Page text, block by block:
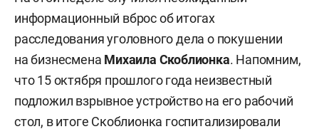
информационный вброс об итогах
расследования уголовного дела о покушении
на бизнесмена Михаила Скоблионка. Напомним,
что 15 октября прошлого года неизвестный
подложил взрывное устройство на его рабочий
стол, в итоге Скоблионка госпитализировали